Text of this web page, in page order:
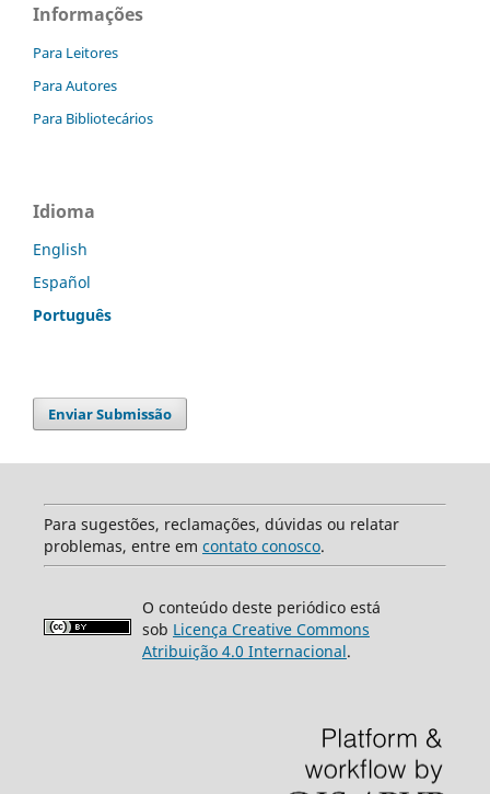
Informações
Para Leitores
Para Autores
Para Bibliotecários
Idioma
English
Español
Português
Enviar Submissão
Para sugestões, reclamações, dúvidas ou relatar
problemas, entre em contato conosco.
O conteúdo deste periódico está
sob Licença Creative Commons
Atribuição 4.0 Internacional.